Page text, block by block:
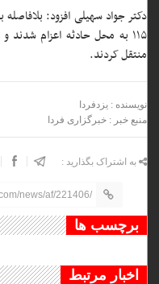
دکتر جواد سهیلی افزود: بلافاصله
۱۱۵ به محل حادثه اعزام شدند و
منتقل کردند.
نویسنده : یزدفردا
منبع خبر : خبرگزاری فردا
به اشتراک بگذارید :
news/af/221406/
برچسب ها
اخبار مرتبط